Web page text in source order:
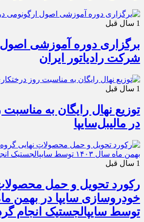
1 سال قبل
برگزاری دوره آموزشی اصول
شرکت رادیاتور ایران
1 سال قبل
توزیع نهال رایگان به
در مالیبل‌سایپا
1 سال قبل
رکورد تحویل و حمل
توسط سایپالجستیک انجام